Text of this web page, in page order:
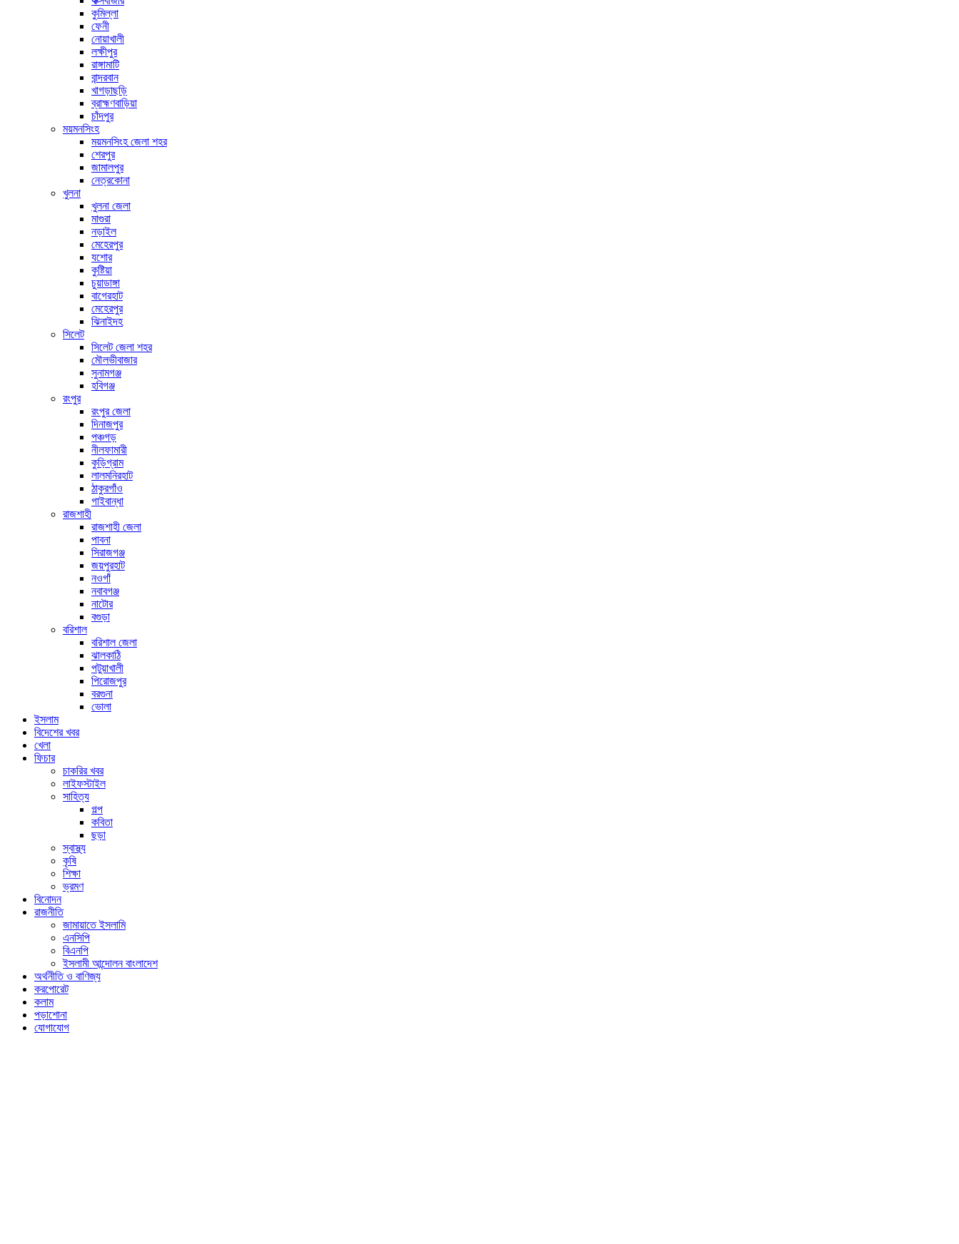
কুমিল্লা
ফেনী
নোয়াখালী
লক্ষীপুর
রাঙ্গামাটি
বান্দরবান
খাগড়াছড়ি
ব্রাহ্মণবাড়িয়া
চাঁদপুর
ময়মনসিংহ
ময়মনসিংহ জেলা শহর
শেরপুর
জামালপুর
নেত্রকোনা
খুলনা
খুলনা জেলা
মাগুরা
নড়াইল
মেহেরপুর
যশোর
কুষ্টিয়া
চুয়াডাঙ্গা
বাগেরহাট
মেহেরপুর
ঝিনাইদহ
সিলেট
সিলেট জেলা শহর
মৌলভীবাজার
সুনামগঞ্জ
হবিগঞ্জ
রংপুর
রংপুর জেলা
দিনাজপুর
পঞ্চগড়
নীলফামারী
কুড়িগ্রাম
লালমনিরহাট
ঠাকুরগাঁও
গাইবান্ধা
রাজশাহী
রাজশাহী জেলা
পাবনা
সিরাজগঞ্জ
জয়পুরহাট
নওগাঁ
নবাবগঞ্জ
নাটোর
বগুড়া
বরিশাল
বরিশাল জেলা
ঝালকাঠি
পটুয়াখালী
পিরোজপুর
বরগুনা
ভোলা
ইসলাম
বিদেশের খবর
খেলা
ফিচার
চাকরির খবর
লাইফস্টাইল
সাহিত্য
গল্প
কবিতা
ছড়া
স্বাস্থ্য
কৃষি
শিক্ষা
ভ্রমণ
বিনোদন
রাজনীতি
জামায়াতে ইসলামি
এনসিপি
বিএনপি
ইসলামী আন্দোলন বাংলাদেশ
অর্থনীতি ও বাণিজ্য
করপোরেট
কলাম
পড়াশোনা
যোগাযোগ